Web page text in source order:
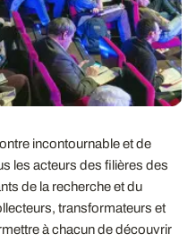
incontournable et de
les acteurs des filières des
de la recherche et du
transformateurs et
à chacun de découvrir